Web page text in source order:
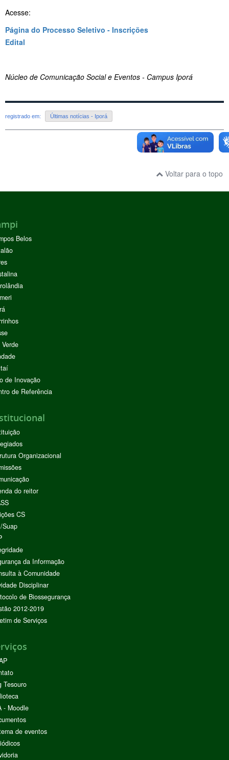
Acesse:
Página do Processo Seletivo - Inscrições
Edital
Núcleo de Comunicação Social e Eventos - Campus Iporá
registrado em: Últimas notícias - Iporá
Voltar para o topo
Belos
de Inovação
de Referência
Organizacional
do reitor
CS
Suap
da Informação
à Comunidade
Disciplinar
de Biossegurança
2012-2019
de Serviços
Tesouro
- Moodle
de eventos